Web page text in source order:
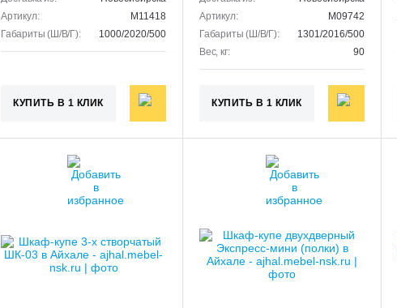
Артикул:
M11418
Габариты (Ш/В/Г):
1000/2020/500
КУПИТЬ В 1 КЛИК
Артикул:
M09742
Габариты (Ш/В/Г):
1301/2016/500
Вес, кг:
90
КУПИТЬ В 1 КЛИК